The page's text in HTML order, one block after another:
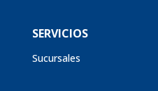
SERVICIOS
Sucursales